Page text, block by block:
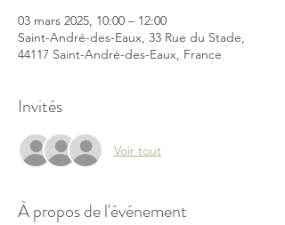
03 mars 2025, 10:00 – 12:00
Saint-André-des-Eaux, 33 Rue du Stade,
44117 Saint-André-des-Eaux, France
Invités
Voir tout
À propos de l'événement